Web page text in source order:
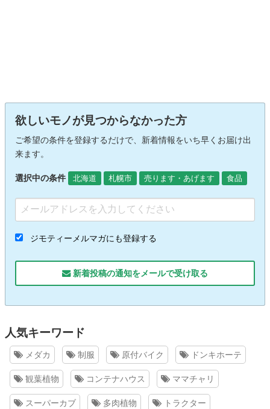
欲しいモノが見つからなかった方
ご希望の条件を登録するだけで、新着情報をいち早くお届け出
来ます。
選択中の条件 北海道 札幌市 売ります・あげます 食品
ジモティーメルマガにも登録する
新着投稿の通知をメールで受け取る
人気キーワード
メダカ 制服 原付バイク ドンキホーテ
観葉植物 コンテナハウス ママチャリ
スーパーカブ 多肉植物 トラクター